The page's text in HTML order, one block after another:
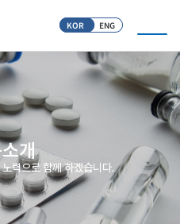
KOR ENG
개
력으로 함께 하겠습니다.